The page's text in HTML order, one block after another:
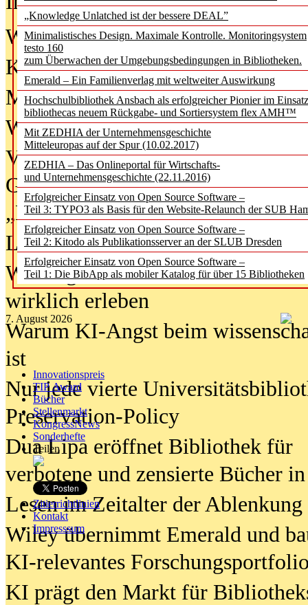
„Knowledge Unlatched ist der bessere DEAL”
Minimalistisches Design. Maximale Kontrolle. Monitoringsystem
testo 160
zum Überwachen der Umgebungsbedingungen in Bibliotheken.
Emerald – Ein Familienverlag mit weltweiter Auswirkung
Hochschulbibliothek Ansbach als erfolgreicher Pionier im
bibliothecas neuem Rückgabe- und Sortiersystem flex AMH™
Mit ZEDHIA der Unternehmensgeschichte
Mitteleuropas auf der Spur (10.02.2017)
ZEDHIA – Das Onlineportal für Wirtschafts-
und Unternehmensgeschichte (22.11.2016)
Erfolgreicher Einsatz von Open Source Software –
Teil 3: TYPO3 als Basis für den Website-Relaunch der SUB
Erfolgreicher Einsatz von Open Source Software –
Teil 2: Kitodo als Publikationsserver an der SLUB Dresden
Erfolgreicher Einsatz von Open Source Software –
Teil 1: Die BibApp als mobiler Katalog für über 15 Bibliotheken
7. August 2026
Innovationspreis
TIP Award
Bücher
Stellenmarkt
KongressNews
Sonderhefte
Teilen
Zitierrichtlinien
Kontakt
Impresssum
Was Hochschul­bibliotheken von
Kinder in der digitalen Welt
Metadaten als Infrastruktur
Wenn Bots katalogisieren
Von Abschlusskleidern bis
Geisterjagd-Ausrüstung in der
„Library of Things“ unterwegs
Lesen als Infrastrukturaufgabe
Wie Jugendliche Social Media
wirklich erleben
Warum KI-Angst beim
ist
Nur jede vierte
Preservation-Policy
Dua Lipa eröffnet Bibliothek für
verbotene und zensierte Bücher
Lesen im Zeitalter der Ablenkung
Wiley übernimmt Emerald und
KI-relevantes
KI prägt den Markt für